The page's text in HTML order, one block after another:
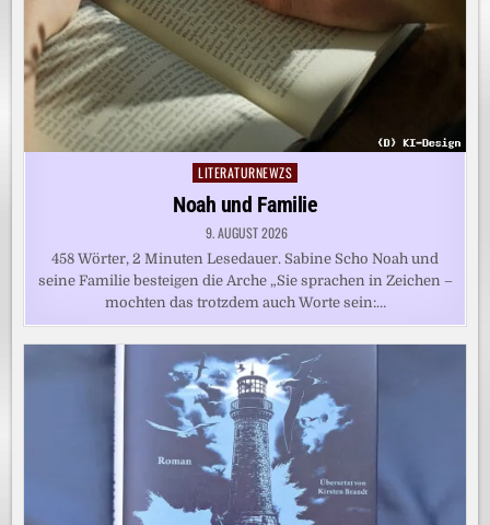
Posted
LITERATURNEWZS
Noah und Familie
9. AUGUST 2026
458 Wörter, 2 Minuten Lesedauer. Sabine Scho Noah und
seine Familie besteigen die Arche „Sie sprachen in Zeichen –
mochten das trotzdem auch Worte sein:…